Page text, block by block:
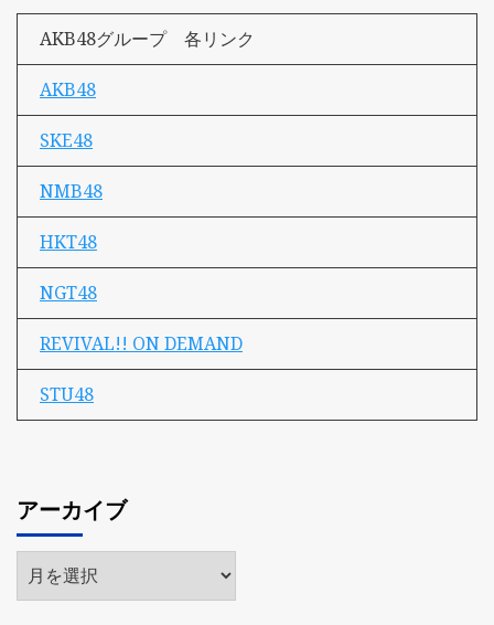
AKB48グループ 各リンク
AKB48
SKE48
NMB48
HKT48
NGT48
REVIVAL!! ON DEMAND
STU48
アーカイブ
ア
ー